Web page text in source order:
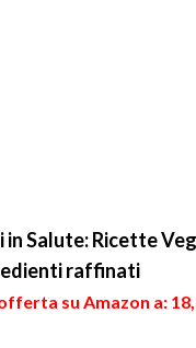
in Salute: Ricette
raffinati
su Amazon a: